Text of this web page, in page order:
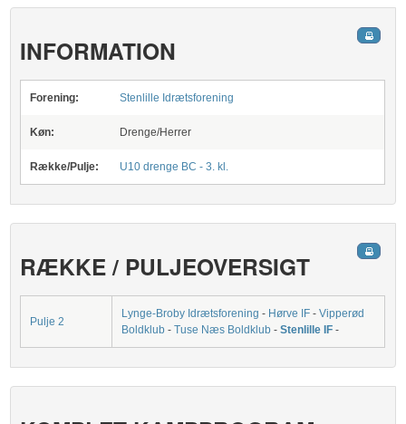
INFORMATION
Forening: Stenlille Idrætsforening
Køn: Drenge/Herrer
Række/Pulje: U10 drenge BC - 3. kl.
RÆKKE / PULJEOVERSIGT
Pulje 2
Lynge-Broby Idrætsforening- Hørve IF-Vipperød
Boldklub-Tuse Næs Boldklub-Stenlille IF -